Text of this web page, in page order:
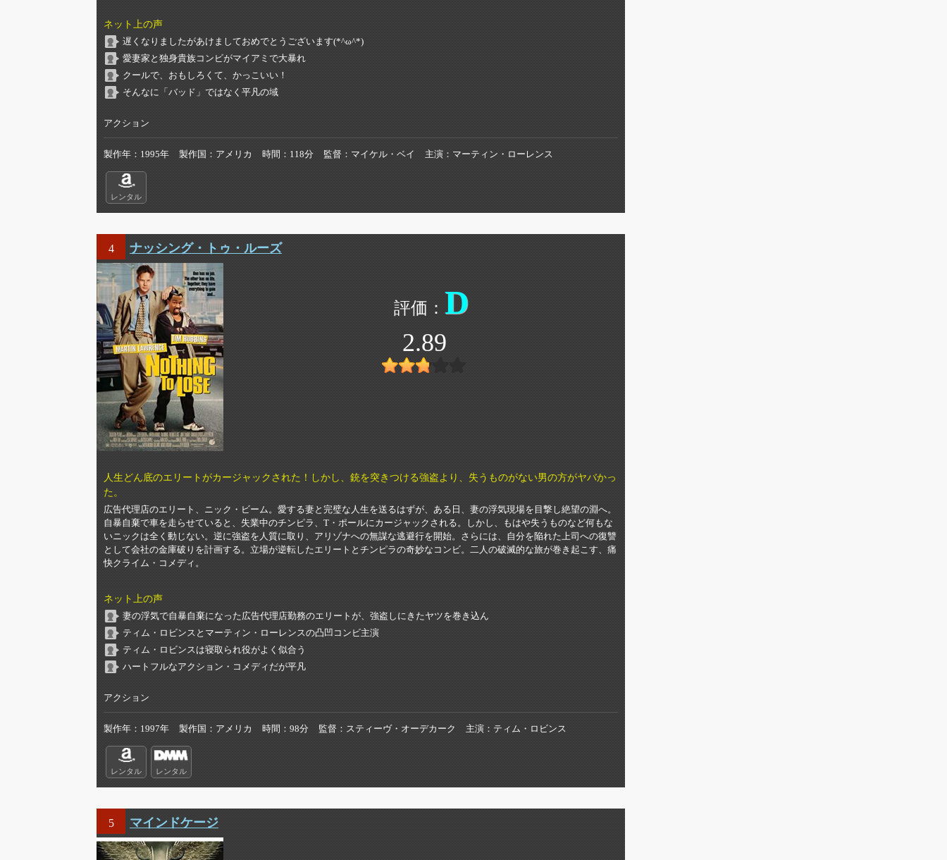
ネット上の声
遅くなりましたがあけましておめでとうございます(*^ω^*)
愛妻家と独身貴族コンビがマイアミで大暴れ
クールで、おもしろくて、かっこいい！
そんなに「バッド」ではなく平凡の域
アクション
製作年 1995年 製作国 アメリカ 時間 118分 監督 マイケル・ベイ 主演 マーティン・ローレンス
レンタル
4 ナッシング・トゥ・ルーズ
D
2.89
人生どん底のエリートがカージャックされた！しかし、銃を突きつける強盗より、失うものがない男の方がヤバかっ
た。
広告代理店のエリート、ニック・ビーム。愛する妻と完璧な人生を送るはずが、ある日、妻の浮気現場を目撃し絶望の淵へ。
自暴自棄で車を走らせていると、失業中のチンピラ、T・ポールにカージャックされる。しかし、もはや失うものなど何もな
いニックは全く動じない。逆に強盗を人質に取り、アリゾナへの無謀な逃避行を開始。さらには、自分を陥れた上司への復讐
として会社の金庫破りを計画する。立場が逆転したエリートとチンピラの奇妙なコンビ。二人の破滅的な旅が巻き起こす、痛
快クライム・コメディ。
ネット上の声
妻の浮気で自暴自棄になった広告代理店勤務のエリートが、強盗しにきたヤツを巻き込ん
ティム・ロビンスとマーティン・ローレンスの凸凹コンビ主演
ティム・ロビンスは寝取られ役がよく似合う
ハートフルなアクション・コメディだが平凡
アクション
製作年 1997年 製作国 アメリカ 時間 98分 監督 スティーヴ・オーデカーク 主演 ティム・ロビンス
レンタル レンタル
5 マインドケージ